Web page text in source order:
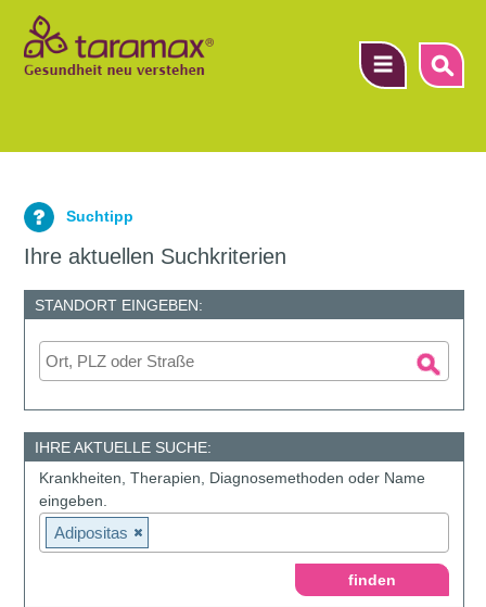
Suchtipp
Ihre aktuellen Suchkriterien
STANDORT EINGEBEN:
IHRE AKTUELLE SUCHE:
Krankheiten, Therapien, Diagnosemethoden oder Name
eingeben.
Adipositas